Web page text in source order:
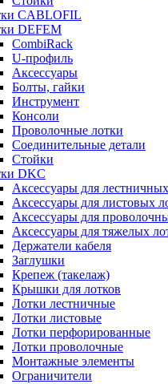
CABLOFIL
DEFEM
CombiRack
U-профиль
Аксессуары
Болты, гайки
Инструмент
Консоли
Проволочные лотки
Соединительные детали
Стойки
DKC
Аксессуары для
Аксессуары для листовых
Аксессуары для
Аксессуары для тяжелых
Держатели кабеля
Заглушки
Крепеж (такелаж)
Крышки для лотков
Лотки лестничные
Лотки листовые
Лотки перфорированные
Лотки проволочные
Монтажные элементы
Ограничители